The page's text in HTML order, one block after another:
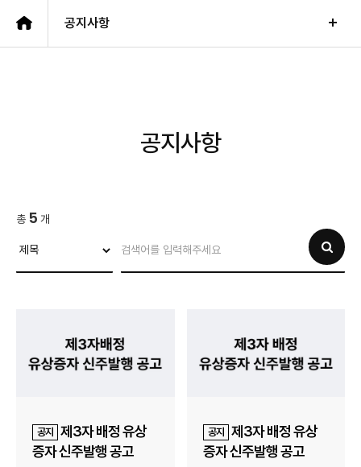
공지사항
공지사항
총 5 개
공지
증자 신주발행 공고
공지
증자 신주발행 공고